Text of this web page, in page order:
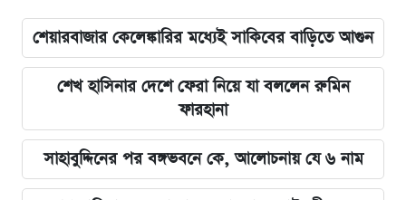
শেয়ারবাজার কেলেঙ্কারির মধ্যেই সাকিবের বাড়িতে আগুন
শেখ হাসিনার দেশে ফেরা নিয়ে যা বললেন রুমিন
ফারহানা
সাহাবুদ্দিনের পর বঙ্গভবনে কে, আলোচনায় যে ৬ নাম